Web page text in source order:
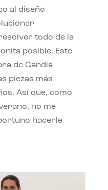
al diseño
todo de la
posible. Este
de Gandia
piezas más
Así que, como
no me
hacerle